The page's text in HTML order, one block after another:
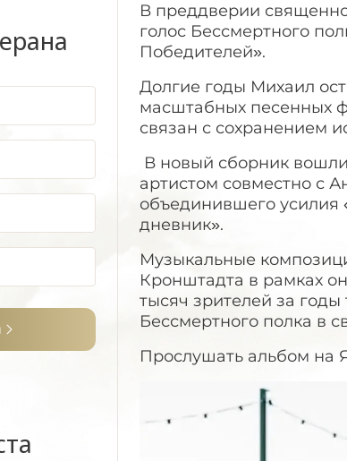
В преддверии
голос Бессмертного
Победителей».
Долгие годы Михаил
масштабных песенных
связан с сохранением
В новый сборник
артистом совместно с
объединившего усилия
дневник».
Музыкальные
Кронштадта в рамках
тысяч зрителей за
Бессмертного полка в
Прослушать альбом на